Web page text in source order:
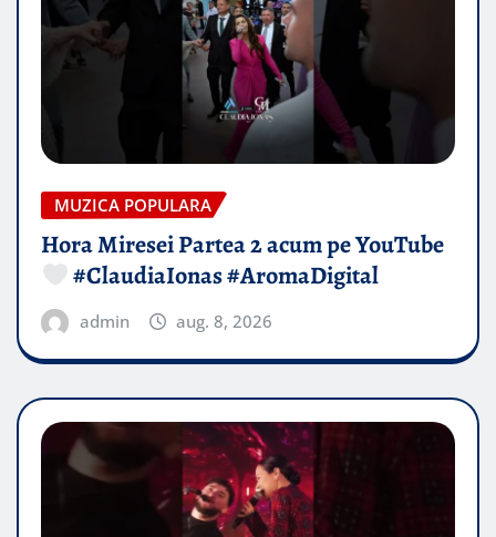
MUZICA POPULARA
Hora Miresei Partea 2 acum pe YouTube
#ClaudiaIonas #AromaDigital
admin aug. 8, 2026